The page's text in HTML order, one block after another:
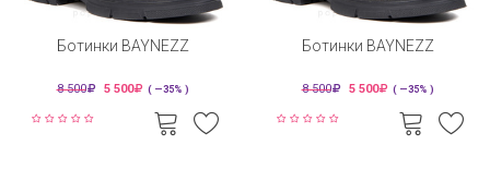
Ботинки BAYNEZZ
8 500 5 500 ( —35% )
Ботинки BAYNEZZ
8 500 5 500 ( —35% )